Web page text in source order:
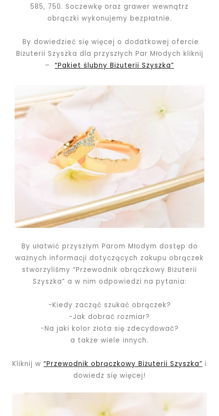
585, 750. Soczewkę oraz grawer wewnątrz
obrączki wykonujemy bezpłatnie.
By dowiedzieć się więcej o dodatkowej ofercie
Biżuterii Szyszka dla przyszłych Par Młodych kliknij
– “Pakiet ślubny Biżuterii Szyszka”
By ułatwić przyszłym Parom Młodym dostęp do
ważnych informacji dotyczących zakupu obrączek
stworzyliśmy “Przewodnik obrączkowy Biżuterii
Szyszka” a w nim odpowiedzi na pytania:
-Kiedy zacząć szukać obrączek?
-Jak dobrać rozmiar?
-Na jaki kolor złota się zdecydować?
a także wiele innych.
Kliknij w “Przewodnik obrączkowy Biżuterii Szyszka” i
dowiedz się więcej!